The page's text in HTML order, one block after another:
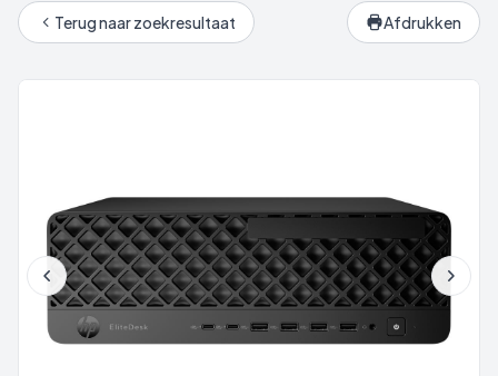
Terug naar zoekresultaat Afdrukken